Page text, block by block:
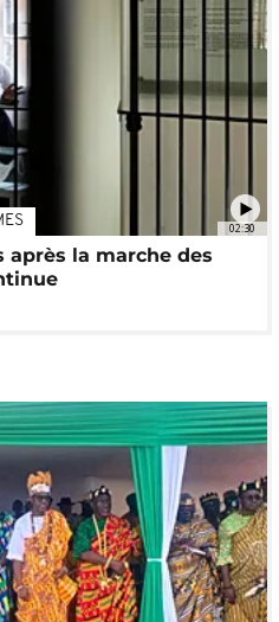
02:30
après la marche des